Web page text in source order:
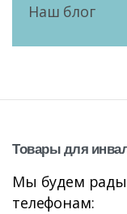
Наш блог
Товарыдля
Мы будем
телефонам: